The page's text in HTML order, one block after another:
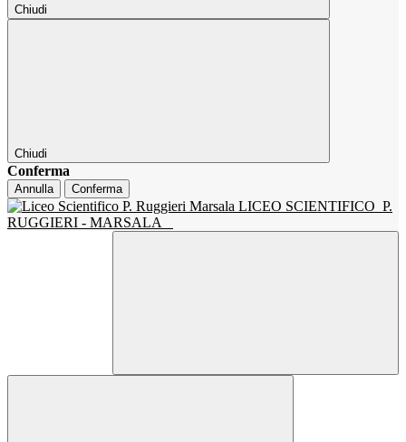
Chiudi
Chiudi
Conferma
Annulla Conferma
LICEO SCIENTIFICO P.
RUGGIERI - MARSALA